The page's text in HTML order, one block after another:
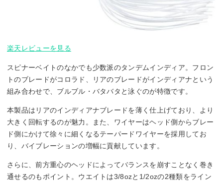
楽天レビューを見る
スピナーベイトのなかでも少数派のタンデムインディア。フロン
トのブレードがコロラド、リアのブレードがインディアナという
組み合わせで、ブルブル・バタバタと泳ぐのが特徴です。
本製品はリアのインディアナブレードを薄く仕上げており、より
大きく回転するのが魅力。また、ワイヤーはヘッド側からブレー
ド側にかけて徐々に細くなるテーパードワイヤーを採用してお
り、バイブレーションの増幅に貢献しています。
さらに、前方重心のヘッドによってバランスを崩すことなく巻き
通せるのもポイント。ウエイトは3/8ozと1/2ozの2種類をライン